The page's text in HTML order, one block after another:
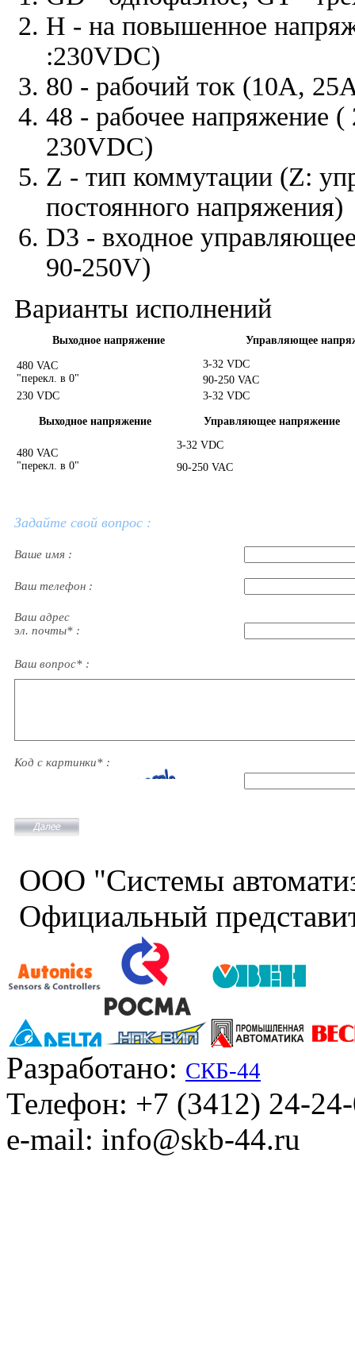
H - на повышенное
:230VDC)
80 - рабочий ток (10A,
48 - рабочее напряжение
230VDC)
Z - тип коммутации (Z:
постоянного напряжения)
D3 - входное
90-250V)
Варианты исполнений
Выходное напряжение Управляющее
480 VAC
"перекл. в 0"
3-32 VDC
90-250 VAC
230 VDC
3-32 VDC
Выходное напряжение Управляющее напряжение
480 VAC
"перекл. в 0"
3-32 VDC
90-250 VAC
Задайте свой вопрос :
Ваше имя :
Ваш телефон :
Ваш адрес
эл. почты* :
Ваш вопрос* :
Код с картинки* :
ООО "Системы
Официальный
Разработано: СКБ-44
Телефон: +7 (3412) 24-
e-mail: info@skb-44.ru